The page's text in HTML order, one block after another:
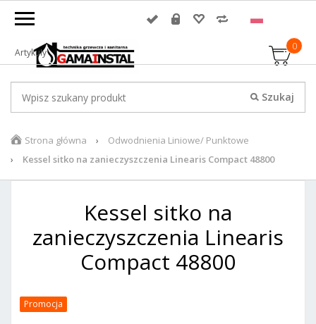
0
Artykuły
Strona główna
Odwodnienia Liniowe/ Punktowe
Kessel sitko na zanieczyszczenia Linearis Compact 48800
Kessel sitko na
zanieczyszczenia Linearis
Compact 48800
Promocja